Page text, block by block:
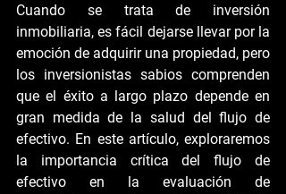
Cuando se trata de inversión
inmobiliaria, es fácil dejarse llevar por la
emoción de adquirir una propiedad, pero
los inversionistas sabios comprenden
que el éxito a largo plazo depende en
gran medida de la salud del flujo de
efectivo. En este artículo, exploraremos
la importancia crítica del flujo de
efectivo en la evaluación de